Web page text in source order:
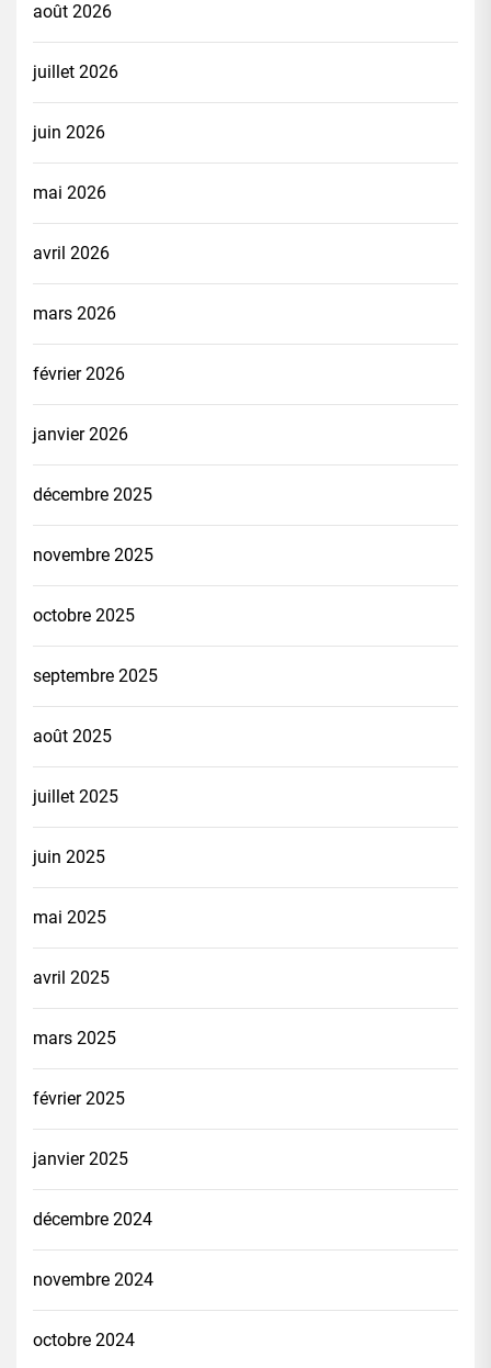
août 2026
juillet 2026
juin 2026
mai 2026
avril 2026
mars 2026
février 2026
janvier 2026
décembre 2025
novembre 2025
octobre 2025
septembre 2025
août 2025
juillet 2025
juin 2025
mai 2025
avril 2025
mars 2025
février 2025
janvier 2025
décembre 2024
novembre 2024
octobre 2024